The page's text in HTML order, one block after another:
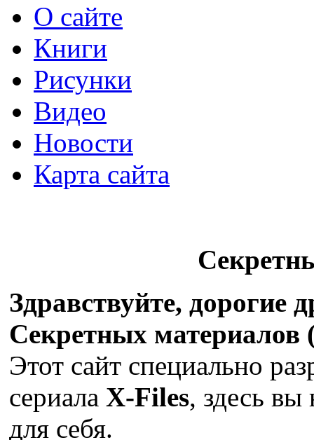
О сайте
Книги
Рисунки
Видео
Новости
Карта сайта
Здравствуйте, дорогие
Секретных материалов
Этот сайт специально
сериала X-Files, здесь вы
для себя.